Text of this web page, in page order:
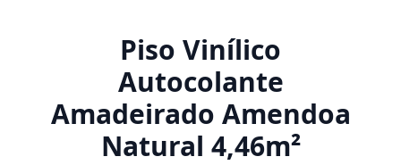
Piso Vinílico
Autocolante
Amadeirado Amendoa
Natural 4,46m²